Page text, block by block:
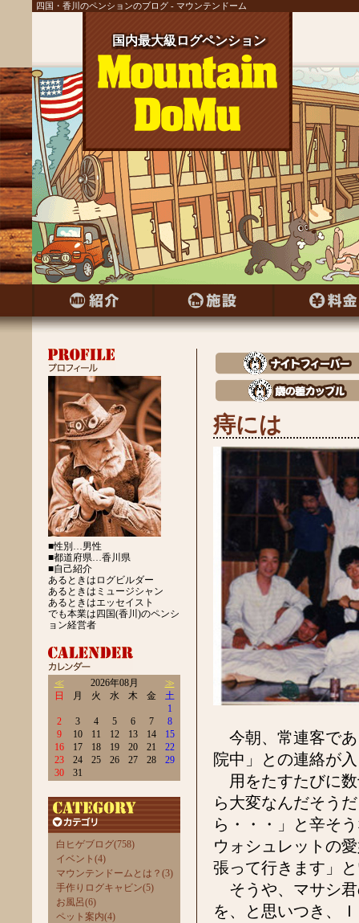
四国・香川のペンションのブログ - マウンテンドーム
国内最大級ログペンション
国内最大級ログペンション
国内最大級ログペンション
国内最大級ログペンション
国内最大級ログペンション
国内最大級ログペンション
国内最大級ログペンション
国内最大級ログペンション
国内最大級ログペンション
国内最大級ログペンション
国内最大級ログペンション
国内最大級ログペンション
国内最大級ログペンション
国内最大級ログペンション
国内最大級ログペンション
国内最大級ログペンション
国内最大級ログペンション
国内最大級ログペンション
国内最大級ログペンション
国内最大級ログペンション
国内最大級ログペンション
国内最大級ログペンション
国内最大級ログペンション
国内最大級ログペンション
国内最大級ログペンション
■性別…男性
■都道府県…香川県
■自己紹介
あるときはログビルダー
あるときはミュージシャン
あるときはエッセイスト
でも本業は四国(香川)のペンシ
ョン経営者
≪ 2026年08月
≫
日
月 火 水 木 金
土
1
2
3 4 5 6 7
8
9
10 11 12 13 14
15
16
17 18 19 20 21
22
23
24 25 26 27 28
29
30
31
白ヒゲブログ(758)
イベント(4)
マウンテンドームとは？(3)
手作りログキャビン(5)
お風呂(6)
ペット案内(4)
痔には
今朝、常連客であ
院中」との連絡が
用をたすたびに数
ら大変なんだそう
ら・・・」と辛そ
ウォシュレットの
張って行きます」
そうや、マサシ君
を、と思いつき、